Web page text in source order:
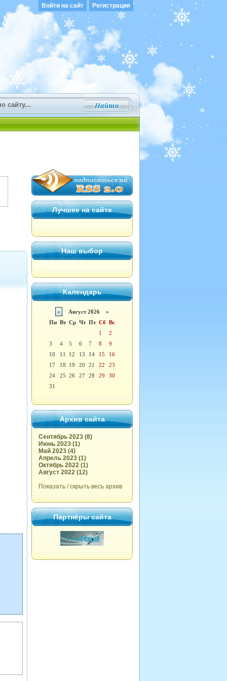
Войти на сайт Регистрация
Лучшее на сайте
Наш выбор
Календарь
«
Август 2026 »
Пн Вт Ср Чт Пт Сб Вс
1
2
3
4 5 6 7 8
9
10
11 12 13 14 15
16
17
18 19 20 21 22
23
24
25 26 27 28 29
30
31
Архив сайта
Сентябрь 2023 (8)
Июнь 2023 (1)
Май 2023 (4)
Апрель 2023 (1)
Октябрь 2022 (1)
Август 2022 (12)
Показать / скрыть весь архив
Партнёры сайта